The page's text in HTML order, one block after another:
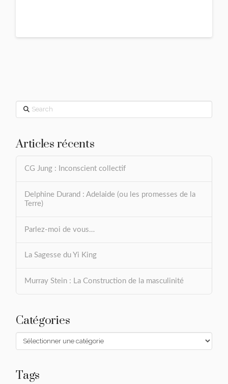
Search
Articles récents
CG Jung : Inconscient collectif
Delphine Durand : Adelaide (ou les promesses de la
Terre)
Parlez-moi de vous…
La Sagesse du Yi King
Murray Stein : La Construction de la masculinité
Catégories
Catégories
Tags